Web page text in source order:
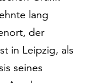
lang
der
in Leipzig, als
seines